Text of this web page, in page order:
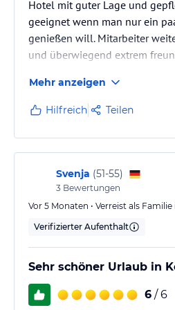
mit großzügiger Walk-In Dusche.
Zusätzlich sind sie mit einem
Einzelbetten und einem Balkon
Minibar und Deckenventilator zur
variieren.
Deluxe Zimmer
Unsere Deluxe Zimmer mit 23,9 m²
Loungebereich, Moskitonetz,
und WLAN Zugang, Haartrockner und
Schminktisch, Zimmerservice und
Dusche.
Einzelbetten und einem Balkon
Zoll Flachbildfernseher, Tee- und
Minibar und Deckenventilator zur
Hotel mit guter Lage und
geeignet wenn man nur ein
genießen will. Mitarbeiter
und überwiegend extrem
Mehr anzeigen
Hilfreich Teilen
Svenja (51-55)
3 Bewertungen
Vor 5 Monaten • Verreist als
Verifizierter Aufenthalt
Sehr schöner Urlaub in
6 / 6